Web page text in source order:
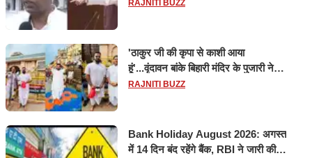
RAJNITI BUZZ
'ठाकुर जी की कृपा से काशी आया
हूं'...वृंदावन बांके बिहारी मंदिर के पुजारी ने
किया श्री काशी विश्वनाथ का जलाभिषेक
RAJNITI BUZZ
Bank Holiday August 2026: अगस्त
में 14 दिन बंद रहेंगे बैंक, RBI ने जारी की